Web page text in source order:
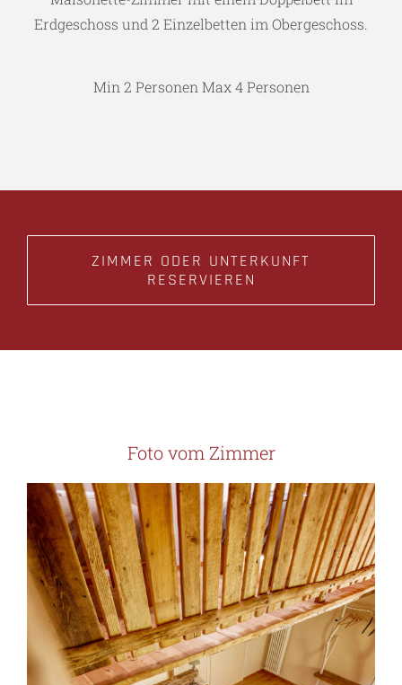
Erdgeschoss und 2 Einzelbetten im Obergeschoss.
Min 2 Personen Max 4 Personen
ZIMMER ODER UNTERKUNFT
RESERVIEREN
Foto vom Zimmer